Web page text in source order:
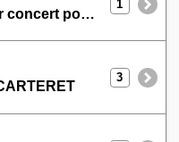
Hauteville sur mer concert pour la snsm
1
3